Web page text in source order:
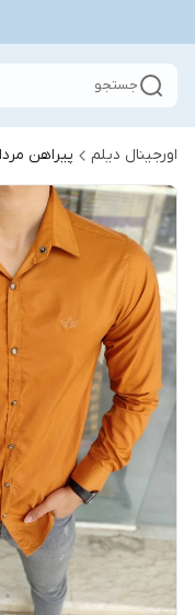
جستجو
اورجینال دیلم پیراهن